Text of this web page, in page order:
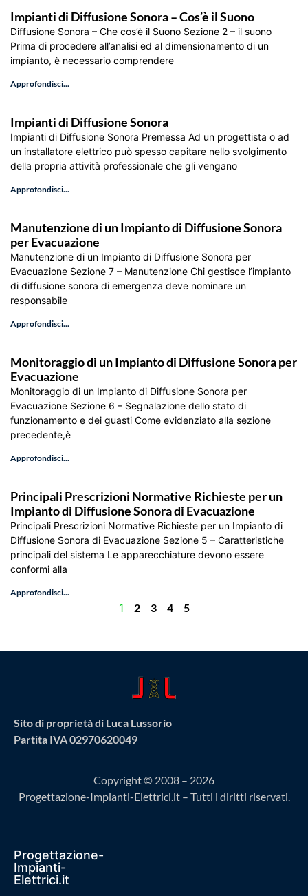
Impianti di Diffusione Sonora – Cos’è il Suono
Diffusione Sonora – Che cos’è il Suono Sezione 2 – il suono
Prima di procedere all’analisi ed al dimensionamento di un
impianto, è necessario comprendere
Approfondisci...
Impianti di Diffusione Sonora
Impianti di Diffusione Sonora Premessa Ad un progettista o ad
un installatore elettrico può spesso capitare nello svolgimento
della propria attività professionale che gli vengano
Approfondisci...
Manutenzione di un Impianto di Diffusione Sonora
per Evacuazione
Manutenzione di un Impianto di Diffusione Sonora per
Evacuazione Sezione 7 – Manutenzione Chi gestisce l’impianto
di diffusione sonora di emergenza deve nominare un
responsabile
Approfondisci...
Monitoraggio di un Impianto di Diffusione Sonora per
Evacuazione
Monitoraggio di un Impianto di Diffusione Sonora per
Evacuazione Sezione 6 – Segnalazione dello stato di
funzionamento e dei guasti Come evidenziato alla sezione
precedente,è
Approfondisci...
Principali Prescrizioni Normative Richieste per un
Impianto di Diffusione Sonora di Evacuazione
Principali Prescrizioni Normative Richieste per un Impianto di
Diffusione Sonora di Evacuazione Sezione 5 – Caratteristiche
principali del sistema Le apparecchiature devono essere
conformi alla
Approfondisci...
1 2 3 4 5
Sito di proprietà di Luca Lussorio
Partita IVA 02970620049
Copyright © 2008 – 2026
Progettazione-Impianti-Elettrici.it – Tutti i diritti riservati.
Progettazione-
Impianti-
Elettrici.it